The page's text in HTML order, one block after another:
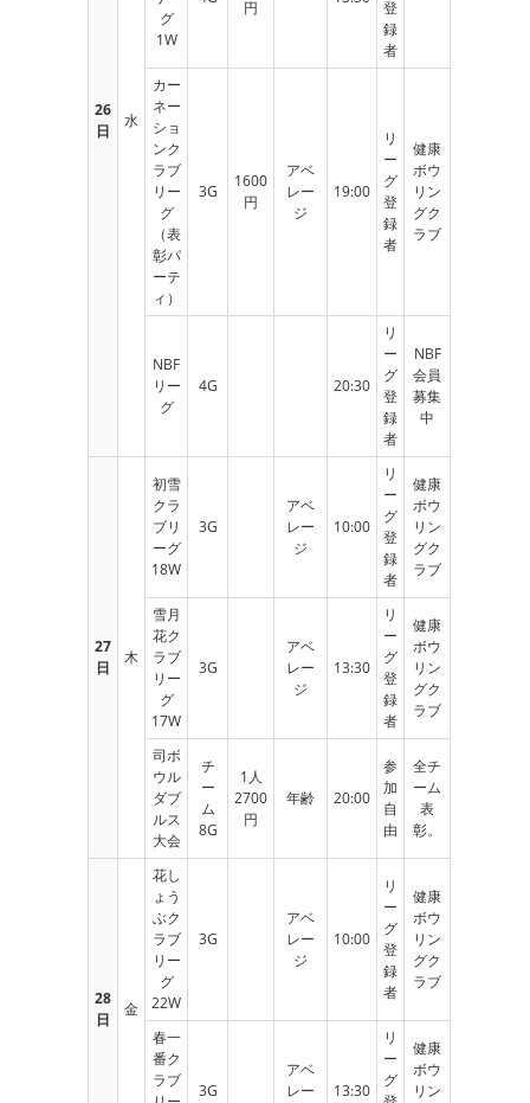
26
日
水
グ
1W
円
登
録
者
カー
ネー
ショ
ンク
ラブ
リー
グ
（表
彰パ
ーテ
ィ）
3G
1600
円
アベ
レー
ジ
19:00
リ
ー
グ
登
録
者
健康
ボウ
リン
グク
ラブ
NBF
リー
グ
4G 20:30
リ
ー
グ
登
録
者
NBF
会員
募集
中
27
日
木
初雪
クラ
ブリ
ーグ
18W
3G
アベ
レー
ジ
10:00
リ
ー
グ
登
録
者
健康
ボウ
リン
グク
ラブ
雪月
花ク
ラブ
リー
グ
17W
3G
アベ
レー
ジ
13:30
リ
ー
グ
登
録
者
健康
ボウ
リン
グク
ラブ
司ボ
ウル
ダブ
ルス
大会
チ
ー
ム
8G
1人
2700
円
年齢 20:00
参
加
自
由
全チ
ーム
表
彰。
28
日
金
花し
ょう
ぶク
ラブ
リー
グ
22W
3G
アベ
レー
ジ
10:00
リ
ー
グ
登
録
者
健康
ボウ
リン
グク
ラブ
春一
番ク
ラブ
3G
アベ
レー
13:30
リ
ー
グ
健康
ボウ
リン